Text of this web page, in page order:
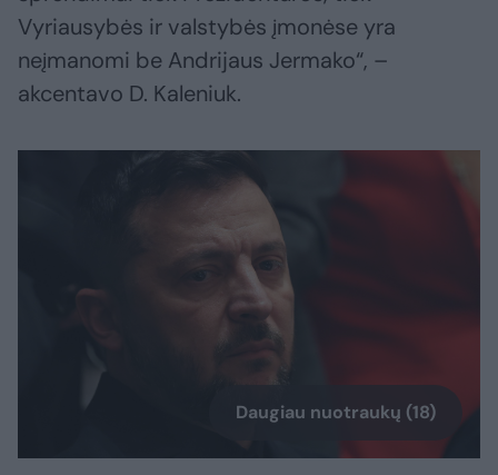
Vyriausybės ir valstybės įmonėse yra
neįmanomi be Andrijaus Jermako“, –
akcentavo D. Kaleniuk.
Daugiau nuotraukų (18)